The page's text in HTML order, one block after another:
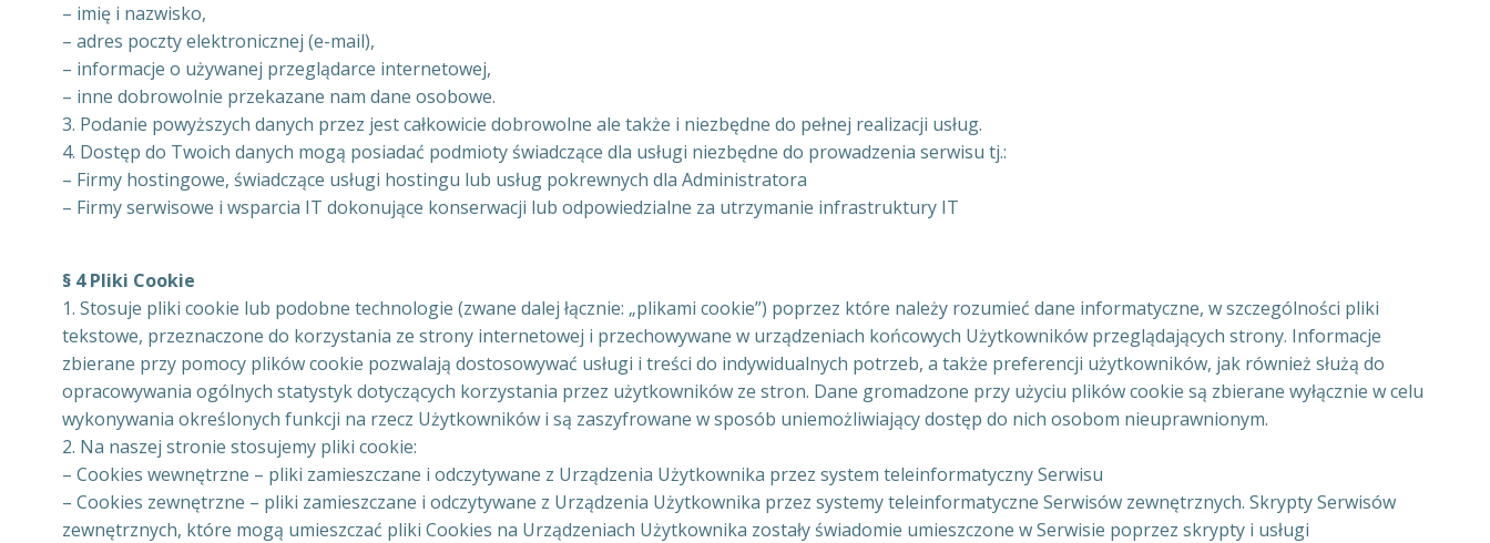
– imię i nazwisko,
– adres poczty elektronicznej (e-mail),
– informacje o używanej przeglądarce internetowej,
– inne dobrowolnie przekazane nam dane osobowe.
3. Podanie powyższych danych przez jest całkowicie dobrowolne ale także i niezbędne do pełnej realizacji usług.
4. Dostęp do Twoich danych mogą posiadać podmioty świadczące dla usługi niezbędne do prowadzenia serwisu tj.:
– Firmy hostingowe, świadczące usługi hostingu lub usług pokrewnych dla Administratora
– Firmy serwisowe i wsparcia IT dokonujące konserwacji lub odpowiedzialne za utrzymanie infrastruktury IT
§ 4 Pliki Cookie
1. Stosuje pliki cookie lub podobne technologie (zwane dalej łącznie: „plikami cookie”) poprzez które należy rozumieć dane informatyczne, w szczególności pliki
tekstowe, przeznaczone do korzystania ze strony internetowej i przechowywane w urządzeniach końcowych Użytkowników przeglądających strony. Informacje
zbierane przy pomocy plików cookie pozwalają dostosowywać usługi i treści do indywidualnych potrzeb, a także preferencji użytkowników, jak również służą do
opracowywania ogólnych statystyk dotyczących korzystania przez użytkowników ze stron. Dane gromadzone przy użyciu plików cookie są zbierane wyłącznie w celu
wykonywania określonych funkcji na rzecz Użytkowników i są zaszyfrowane w sposób uniemożliwiający dostęp do nich osobom nieuprawnionym.
2. Na naszej stronie stosujemy pliki cookie:
– Cookies wewnętrzne – pliki zamieszczane i odczytywane z Urządzenia Użytkownika przez system teleinformatyczny Serwisu
– Cookies zewnętrzne – pliki zamieszczane i odczytywane z Urządzenia Użytkownika przez systemy teleinformatyczne Serwisów zewnętrznych. Skrypty Serwisów
zewnętrznych, które mogą umieszczać pliki Cookies na Urządzeniach Użytkownika zostały świadomie umieszczone w Serwisie poprzez skrypty i usługi